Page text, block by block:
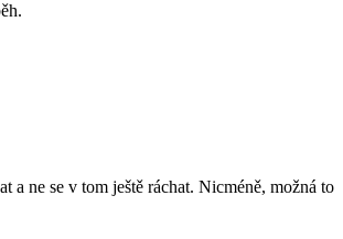
ne se v tom ještě ráchat. Nicméně, možná to